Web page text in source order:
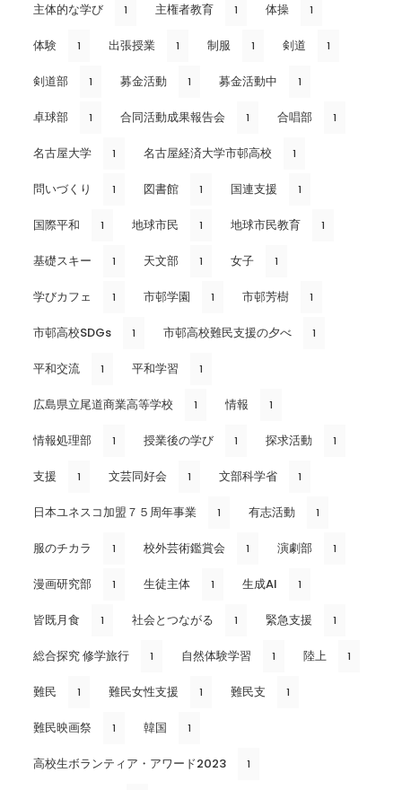
主体的な学び 1 主権者教育 1 体操 1
体験 1 出張授業 1 制服 1 剣道 1
剣道部 1 募金活動 1 募金活動中 1
卓球部 1 合同活動成果報告会 1 合唱部 1
名古屋大学 1 名古屋経済大学市邨高校 1
問いづくり 1 図書館 1 国連支援 1
国際平和 1 地球市民 1 地球市民教育 1
基礎スキー 1 天文部 1 女子 1
学びカフェ 1 市邨学園 1 市邨芳樹 1
市邨高校SDGs 1 市邨高校難民支援の夕べ 1
平和交流 1 平和学習 1
広島県立尾道商業高等学校 1 情報 1
情報処理部 1 授業後の学び 1 探求活動 1
支援 1 文芸同好会 1 文部科学省 1
日本ユネスコ加盟７５周年事業 1 有志活動 1
服のチカラ 1 校外芸術鑑賞会 1 演劇部 1
漫画研究部 1 生徒主体 1 生成AI 1
皆既月食 1 社会とつながる 1 緊急支援 1
総合探究 修学旅行 1 自然体験学習 1 陸上 1
難民 1 難民女性支援 1 難民支 1
難民映画祭 1 韓国 1
高校生ボランティア・アワード2023 1